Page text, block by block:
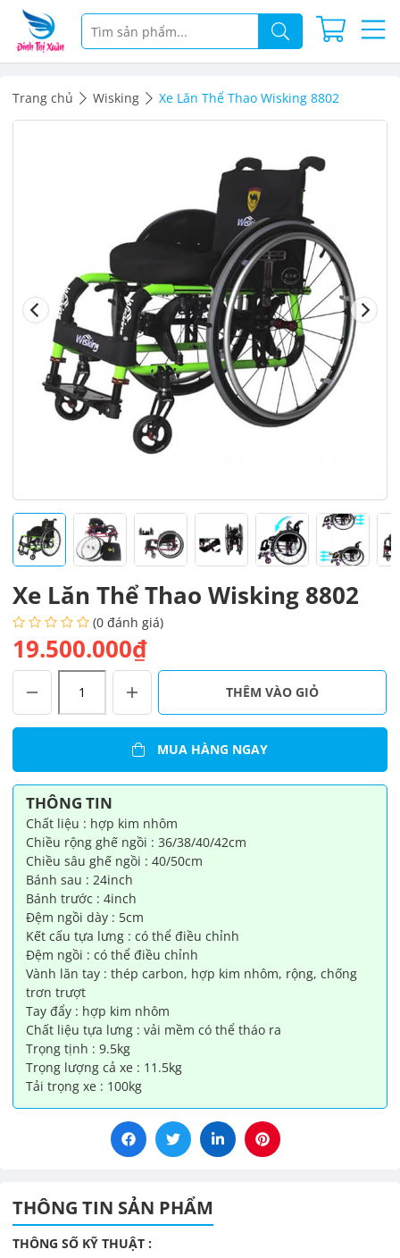
Trang chủ Wisking Xe Lăn Thể Thao Wisking 8802
Xe Lăn Thể Thao Wisking 8802
(0 đánh giá)
19.500.000₫
Thể
8802
số
lượng
THÊM VÀO GIỎ
MUA HÀNG NGAY
THÔNG TIN
Chất liệu : hợp kim nhôm
Chiều rộng ghế ngồi : 36/38/40/42cm
Chiều sâu ghế ngồi : 40/50cm
Bánh sau : 24inch
Bánh trước : 4inch
Đệm ngồi dày : 5cm
Kết cấu tựa lưng : có thể điều chỉnh
Đệm ngồi : có thể điều chỉnh
Vành lăn tay : thép carbon, hợp kim nhôm, rộng, chống
trơn trượt
Tay đẩy : hợp kim nhôm
Chất liệu tựa lưng : vải mềm có thể tháo ra
Trọng tịnh : 9.5kg
Trọng lượng cả xe : 11.5kg
Tải trọng xe : 100kg
THÔNG TIN SẢN PHẨM
THÔNG SỐ KỸ THUẬT :